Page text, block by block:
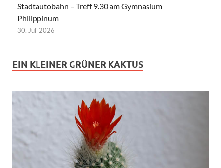
Stadtautobahn – Treff 9.30 am Gymnasium
Philippinum
30. Juli 2026
EIN KLEINER GRÜNER KAKTUS